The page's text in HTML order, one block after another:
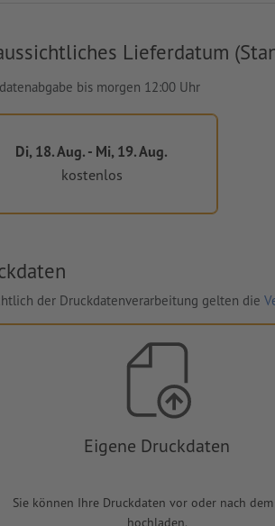
Lieferdatum
bis morgen 12:00 Uhr
Di, 18. Aug. - Mi, 19. Aug.
kostenlos
der Druckdatenverarbeitung gelten die
Eigene Druckdaten
Sie können Ihre Druckdaten vor oder nach
hochladen.